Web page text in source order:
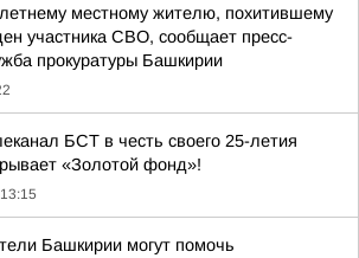
местному жителю, похитившему
участника СВО, сообщает пресс-
прокуратуры Башкирии
БСТ в честь своего 25-летия
«Золотой фонд»!
13:15
Башкирии могут помочь